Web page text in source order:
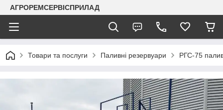
АГРОРЕМСЕРВІСПРИЛАД
Товари та послуги Паливні резервуари РГС-75